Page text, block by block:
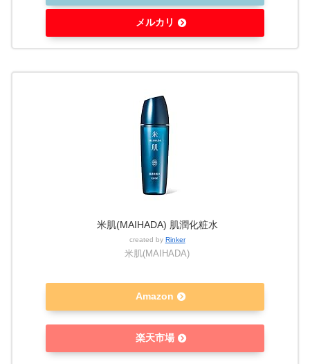
メルカリ
米肌(MAIHADA) 肌潤化粧水
created by Rinker
米肌(MAIHADA)
Amazon
楽天市場